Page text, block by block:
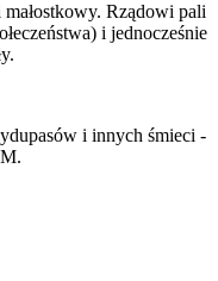
Rządowi pali
i jednocześnie
i innych śmieci -